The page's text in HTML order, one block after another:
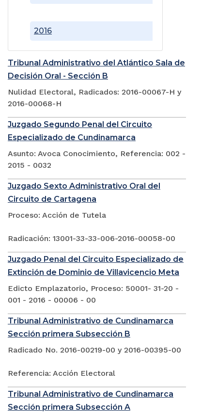
2016
Tribunal Administrativo del Atlántico Sala de
Decisión Oral - Sección B
Nulidad Electoral, Radicados: 2016-00067-H y
2016-00068-H
Juzgado Segundo Penal del Circuito
Especializado de Cundinamarca
Asunto: Avoca Conocimiento, Referencia: 002 -
2015 - 0032
Juzgado Sexto Administrativo Oral del
Circuito de Cartagena
Proceso: Acción de Tutela
Radicación: 13001-33-33-006-2016-00058-00
Juzgado Penal del Circuito Especializado de
Extinción de Dominio de Villavicencio Meta
Edicto Emplazatorio, Proceso: 50001- 31-20 -
001 - 2016 - 00006 - 00
Tribunal Administrativo de Cundinamarca
Sección primera Subsección B
Radicado No. 2016-00219-00 y 2016-00395-00
Referencia: Acción Electoral
Tribunal Administrativo de Cundinamarca
Sección primera Subsección A